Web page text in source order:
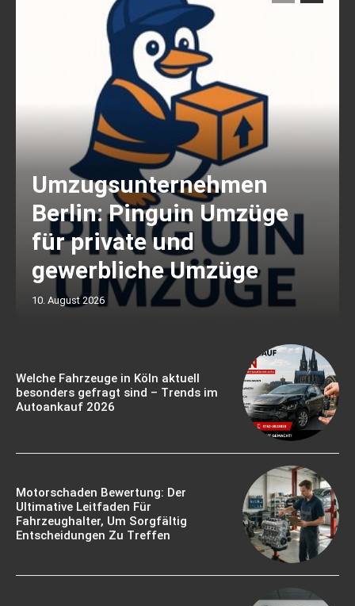
Umzugsunternehmen
Berlin: Pinguin Umzüge
für private und
gewerbliche Umzüge
10. August 2026
Welche Fahrzeuge in Köln aktuell
besonders gefragt sind – Trends im
Autoankauf 2026
Motorschaden Bewertung: Der
Ultimative Leitfaden Für
Fahrzeughalter, Um Sorgfältig
Entscheidungen Zu Treffen